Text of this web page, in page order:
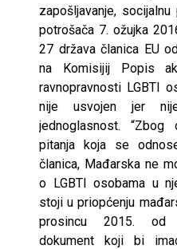
zapošljavanje,
potrošača 7. ožujka
27 država članica EU
na Komisijij Popis
ravnopravnosti LGBTI
nije usvojen jer
jednoglasnost.
pitanja koja se
članica, Mađarska ne
o LGBTI osobama u
stoji u priopćenju
prosincu 2015. od
dokument koji bi